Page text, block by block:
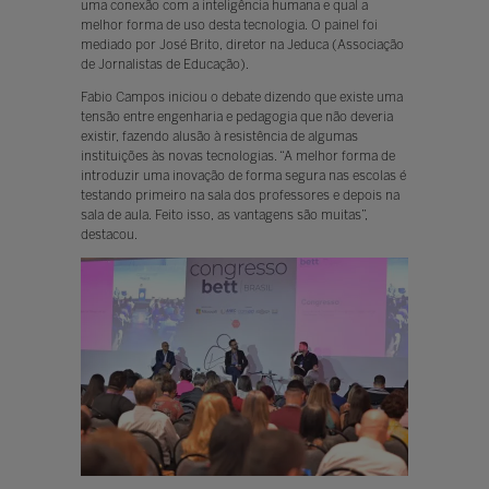
uma conexão com a inteligência humana e qual a
melhor forma de uso desta tecnologia. O painel foi
mediado por José Brito, diretor na Jeduca (Associação
de Jornalistas de Educação).
Fabio Campos iniciou o debate dizendo que existe uma
tensão entre engenharia e pedagogia que não deveria
existir, fazendo alusão à resistência de algumas
instituições às novas tecnologias. “A melhor forma de
introduzir uma inovação de forma segura nas escolas é
testando primeiro na sala dos professores e depois na
sala de aula. Feito isso, as vantagens são muitas”,
destacou.